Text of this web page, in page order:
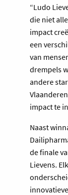
“Ludo
die niet
impact
een
van
drempels
andere
impact te
Naast
de finale
Lievens.